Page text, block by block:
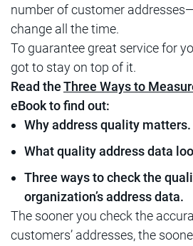
number of customer
change all the time.
To guarantee great service for
got to stay on top of it.
Read theThree Ways to
eBook to find out:
Why address quality matters.
What quality address data
Three ways to check the
organization’s address data.
The sooner you check the
customers’ addresses, the